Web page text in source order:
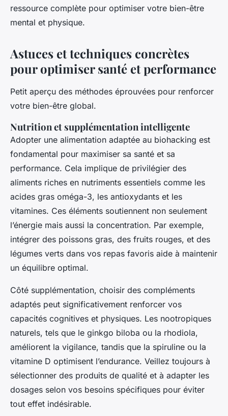
ressource complète pour optimiser votre bien-être
mental et physique.
Astuces et techniques concrètes
pour optimiser santé et performance
Petit aperçu des méthodes éprouvées pour renforcer
votre bien-être global.
Nutrition et supplémentation intelligente
Adopter une alimentation adaptée au biohacking est
fondamental pour maximiser sa santé et sa
performance. Cela implique de privilégier des
aliments riches en nutriments essentiels comme les
acides gras oméga-3, les antioxydants et les
vitamines. Ces éléments soutiennent non seulement
l’énergie mais aussi la concentration. Par exemple,
intégrer des poissons gras, des fruits rouges, et des
légumes verts dans vos repas favoris aide à maintenir
un équilibre optimal.
Côté supplémentation, choisir des compléments
adaptés peut significativement renforcer vos
capacités cognitives et physiques. Les nootropiques
naturels, tels que le ginkgo biloba ou la rhodiola,
améliorent la vigilance, tandis que la spiruline ou la
vitamine D optimisent l’endurance. Veillez toujours à
sélectionner des produits de qualité et à adapter les
dosages selon vos besoins spécifiques pour éviter
tout effet indésirable.